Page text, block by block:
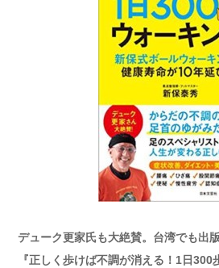
デューク更家氏も大絶賛。台湾でも出
『正しく歩けば不調が消える！1日300